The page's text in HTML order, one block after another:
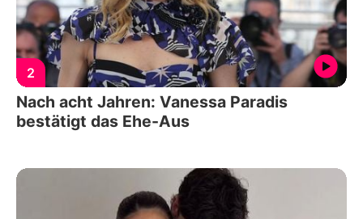
2
Nach acht Jahren: Vanessa Paradis
bestätigt das Ehe-Aus